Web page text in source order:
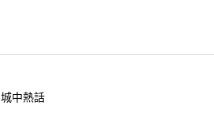
城中熱話